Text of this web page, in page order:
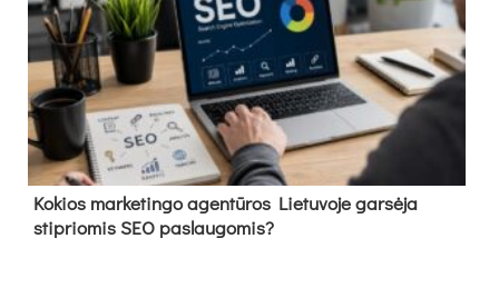
Kokios marketingo agentūros Lietuvoje garsėja
stipriomis SEO paslaugomis?